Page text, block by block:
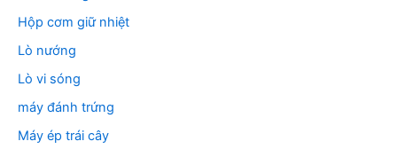
Hộp cơm giữ nhiệt
Lò nướng
Lò vi sóng
máy đánh trứng
Máy ép trái cây